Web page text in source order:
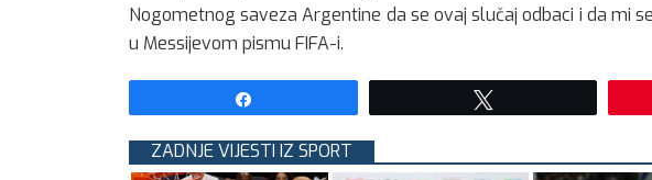
Nogometnog saveza Argentine da se ovaj slučaj odbaci i da mi
u Messijevom pismu FIFA-i.
ZADNJE VIJESTI IZ SPORT